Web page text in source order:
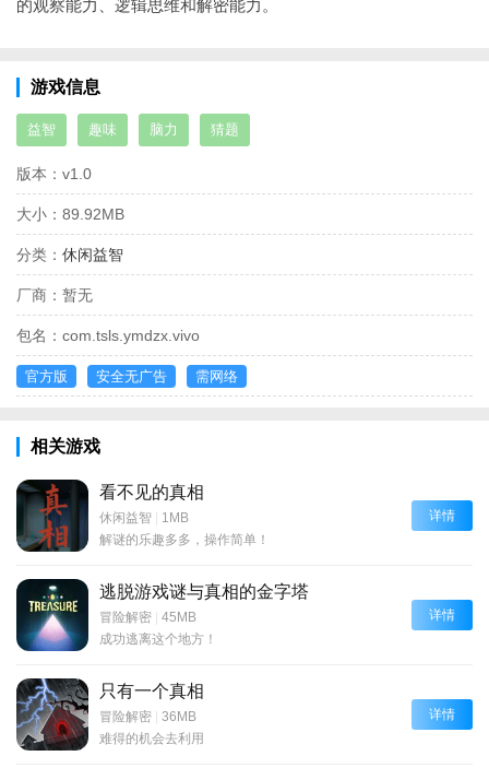
的观察能力、逻辑思维和解密能力。
游戏信息
益智 趣味 脑力 猜题
版本： v1.0
大小： 89.92MB
分类： 休闲益智
厂商： 暂无
包名： com.tsls.ymdzx.vivo
官方版 安全无广告 需网络
相关游戏
看不见的真相
休闲益智 | 1MB
解谜的乐趣多多，操作简单！
详情
逃脱游戏谜与真相的金字塔
冒险解密 | 45MB
成功逃离这个地方！
详情
只有一个真相
冒险解密 | 36MB
难得的机会去利用
详情